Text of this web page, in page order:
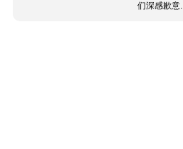
们深感歉意.